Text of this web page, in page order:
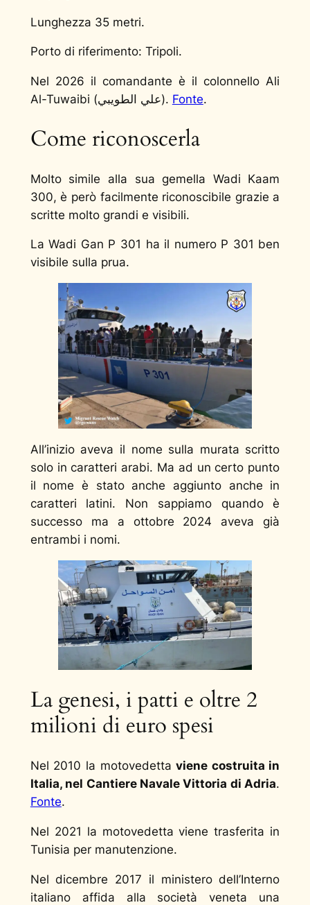
Lunghezza 35 metri.
Porto di riferimento: Tripoli.
Nel 2026 il comandante è il colonnello Ali
Al-Tuwaibi (علي الطويبي). Fonte.
Come riconoscerla
Molto simile alla sua gemella Wadi Kaam
300, è però facilmente riconoscibile grazie a
scritte molto grandi e visibili.
La Wadi Gan P 301 ha il numero P 301 ben
visibile sulla prua.
All’inizio aveva il nome sulla murata scritto
solo in caratteri arabi. Ma ad un certo punto
il nome è stato anche aggiunto anche in
caratteri latini. Non sappiamo quando è
successo ma a ottobre 2024 aveva già
entrambi i nomi.
La genesi, i patti e oltre 2
milioni di euro spesi
Nel 2010 la motovedettaviene costruita in
Italia, nel Cantiere Navale Vittoria di Adria.
Fonte.
Nel 2021 la motovedetta viene trasferita in
Tunisia per manutenzione.
Nel dicembre 2017 il ministero dell’Interno
italiano affida alla società veneta una